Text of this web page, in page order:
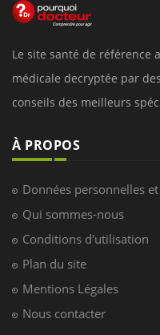
Le site santé de référence
médicale decryptée par
conseils des meilleurs
À PROPOS
Données personnelles
Qui sommes-nous
Conditions d'utilisation
Plan du site
Mentions Légales
Nous contacter